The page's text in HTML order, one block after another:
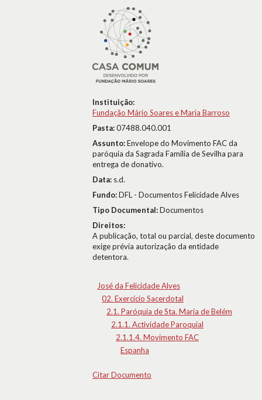
Instituição:
Fundação Mário Soares e Maria Barroso
Pasta:07488.040.001
Assunto:Envelope do Movimento FAC da
paróquia da Sagrada Família de Sevilha para
entrega de donativo.
Data: s.d.
Fundo:DFL - Documentos Felicidade Alves
Tipo Documental:Documentos
Direitos:
A publicação, total ou parcial, deste documento
exige prévia autorização da entidade
detentora.
José da Felicidade Alves
02. Exercício Sacerdotal
2.1. Paróquia de Sta. Maria de Belém
2.1.1. Actividade Paroquial
2.1.1.4. Movimento FAC
Espanha
Citar Documento